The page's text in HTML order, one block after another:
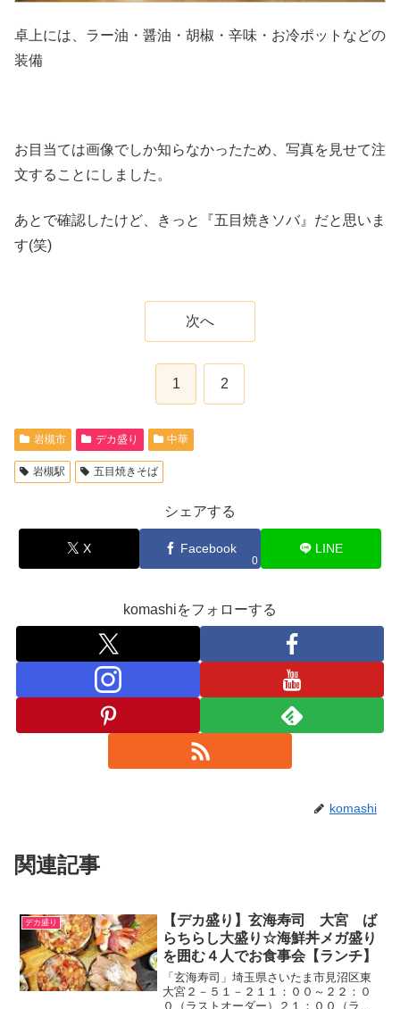
卓上には、ラー油・醤油・胡椒・辛味・お冷ポットなどの
装備
お目当ては画像でしか知らなかったため、写真を見せて注
文することにしました。
あとで確認したけど、きっと『五目焼きソバ』だと思いま
す(笑)
次へ
1 2
岩槻市 デカ盛り 中華
岩槻駅 五目焼きそば
シェアする
X Facebook
0
LINE
komashiをフォローする
komashi
関連記事
デカ盛り
【デカ盛り】玄海寿司 大宮 ば
らちらし大盛り☆海鮮丼メガ盛り
を囲む４人でお食事会【ランチ】
「玄海寿司」埼玉県さいたま市見沼区東
大宮２－５１－２１１：００～２２：０
０（ラストオーダー）２１：００（ラン